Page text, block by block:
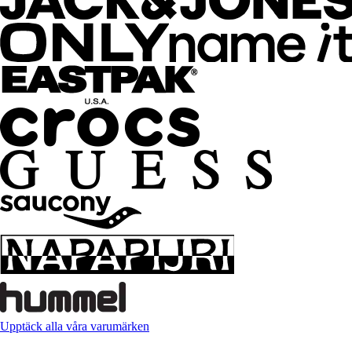
Upptäck alla våra varumärken